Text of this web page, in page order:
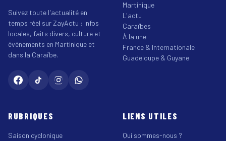
Suivez toute l'actualité en
temps réel sur ZayActu : infos
locales, faits divers, culture et
événements en Martinique et
dans la Caraïbe.
Martinique
L'actu
Caraïbes
À la une
France & Internationale
Guadeloupe & Guyane
RUBRIQUES
Saison cyclonique
LIENS UTILES
Qui sommes-nous ?